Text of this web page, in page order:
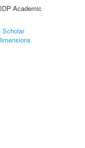
Academic
Scholar